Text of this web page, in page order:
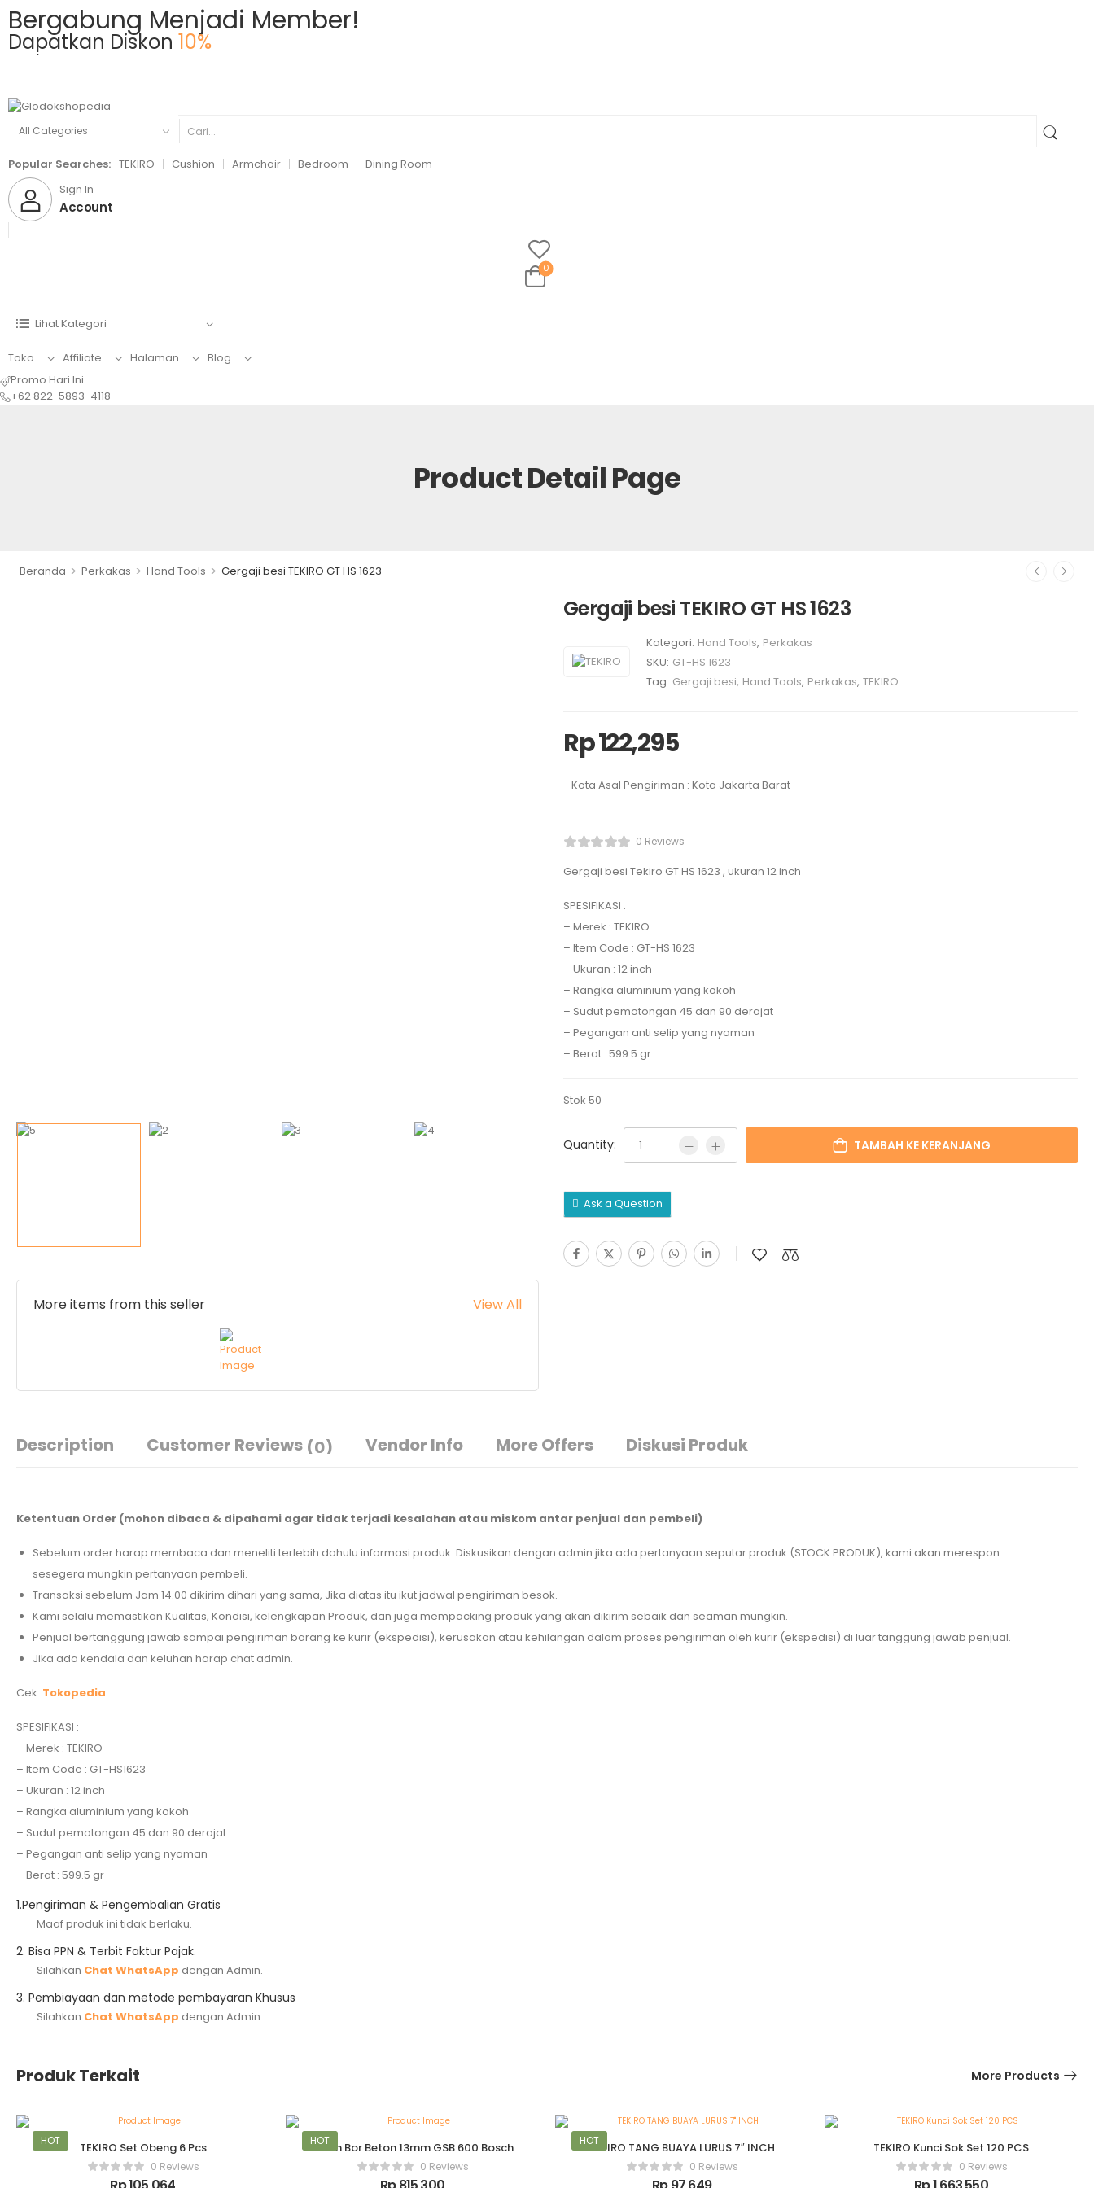
Bergabung Menjadi Member!
Dapatkan Diskon 10%
Popular Searches: TEKIRO Cushion Armchair Bedroom
Dining Room
Sign In
Account
0
Lihat Kategori
Toko Affiliate Halaman
Blog
Promo Hari Ini
+62 822-5893-4118
Product Detail Page
Beranda > Perkakas > Hand Tools > Gergaji besi TEKIRO GT HS 1623
More items from this seller View All
Gergaji besi TEKIRO GT HS 1623
Kategori: Hand Tools, Perkakas
SKU: GT-HS 1623
Tag: Gergaji besi, Hand Tools, Perkakas, TEKIRO
Rp122,295
Kota Asal Pengiriman : Kota Jakarta Barat
0 Reviews
Gergaji besi Tekiro GT HS 1623 , ukuran 12 inch
SPESIFIKASI :
– Merek : TEKIRO
– Item Code : GT-HS 1623
– Ukuran : 12 inch
– Rangka aluminium yang kokoh
– Sudut pemotongan 45 dan 90 derajat
– Pegangan anti selip yang nyaman
– Berat : 599.5 gr
Stok 50
Quantity: TAMBAH KE KERANJANG
Ask a Question
Description Customer Reviews (0) Vendor Info More Offers Diskusi Produk
Ketentuan Order (mohon dibaca & dipahami agar tidak terjadi kesalahan atau miskom antar penjual dan pembeli)
Sebelum order harap membaca dan meneliti terlebih dahulu informasi produk. Diskusikan dengan admin jika ada pertanyaan seputar produk (STOCK PRODUK), kami akan merespon
sesegera mungkin pertanyaan pembeli.
Transaksi sebelum Jam 14.00 dikirim dihari yang sama, Jika diatas itu ikut jadwal pengiriman besok.
Kami selalu memastikan Kualitas, Kondisi, kelengkapan Produk, dan juga mempacking produk yang akan dikirim sebaik dan seaman mungkin.
Penjual bertanggung jawab sampai pengiriman barang ke kurir (ekspedisi), kerusakan atau kehilangan dalam proses pengiriman oleh kurir (ekspedisi) di luar tanggung jawab penjual.
Jika ada kendala dan keluhan harap chat admin.
Cek Tokopedia
SPESIFIKASI :
– Merek : TEKIRO
– Item Code : GT-HS1623
– Ukuran : 12 inch
– Rangka aluminium yang kokoh
– Sudut pemotongan 45 dan 90 derajat
– Pegangan anti selip yang nyaman
– Berat : 599.5 gr
1.Pengiriman & Pengembalian Gratis
Maaf produk ini tidak berlaku.
2. Bisa PPN & Terbit Faktur Pajak.
Silahkan Chat WhatsApp dengan Admin.
3. Pembiayaan dan metode pembayaran Khusus
Silahkan Chat WhatsApp dengan Admin.
Produk Terkait More Products
HOT TEKIRO Set Obeng 6 Pcs
0 Reviews
HOT
Mesin Bor Beton 13mm GSB 600 Bosch
0 Reviews
HOTTEKIRO TANG BUAYA LURUS 7″ INCH
0 Reviews
TEKIRO Kunci Sok Set 120 PCS
0 Reviews